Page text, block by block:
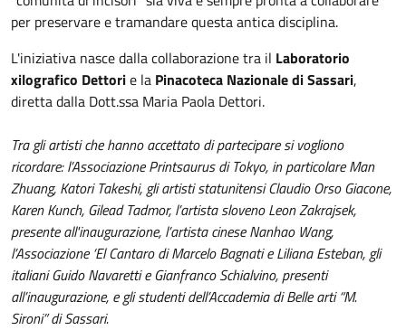
per preservare e tramandare questa antica disciplina.
L'iniziativa nasce dalla collaborazione tra il Laboratorio
xilografico Dettorie la Pinacoteca Nazionale di Sassari,
diretta dalla Dott.ssa Maria Paola Dettori.
Tra gli artisti che hanno accettato di partecipare si vogliono
ricordare: l’Associazione Printsaurus di Tokyo, in particolare Man
Zhuang, Katori Takeshi, gli artisti statunitensi Claudio Orso Giacone,
Karen Kunch, Gilead Tadmor, l’artista sloveno Leon Zakrajsek,
presente all'inaugurazione, l’artista cinese Nanhao Wang,
l’Associazione ‘El Cantaro di Marcelo Bagnati e Liliana Esteban, gli
italiani Guido Navaretti e Gianfranco Schialvino, presenti
all’inaugurazione, e gli studenti dell’Accademia di Belle arti “M.
Sironi” di Sassari.